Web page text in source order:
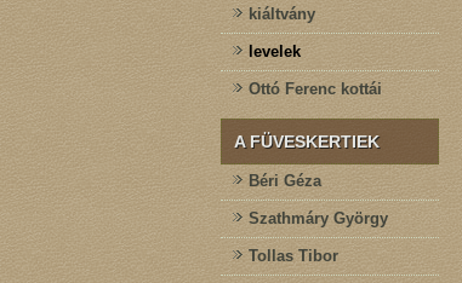
kiáltvány
levelek
Ottó Ferenc kottái
A FÜVESKERTIEK
Béri Géza
Szathmáry György
Tollas Tibor